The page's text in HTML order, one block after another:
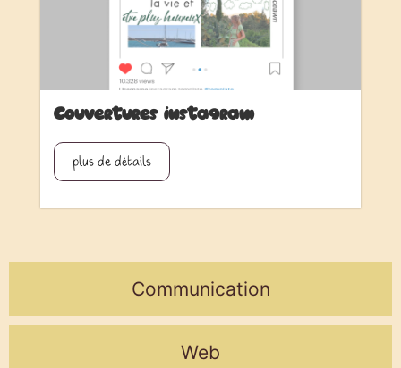
Communication
Web
Couvertures instagram
plus de détails